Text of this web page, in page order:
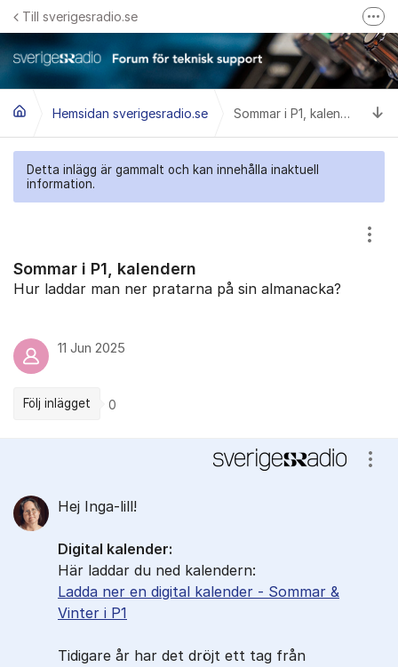
Hoppa till innehåll
Till sverigesradio.se
Frågor & svar om Sveriges Radio
Felanmäl problem med radiomottagning hos Teracom
Hemsidan sverigesradio.se Sommar i P1, kalendern
Detta inlägg är gammalt och kan innehålla inaktuell
information.
Sommar i P1, kalendern
Hur laddar man ner pratarna på sin almanacka?
11 Jun 2025
Följ inlägget 0
Hej Inga-lill!
Digital kalender:
Här laddar du ned kalendern:
Ladda ner en digital kalender - Sommar &
Vinter i P1
Tidigare år har det dröjt ett tag från